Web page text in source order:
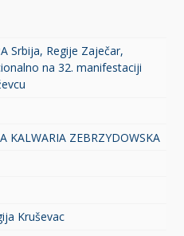
Srbija, Regije Zaječar,
na 32. manifestaciji
KALWARIA ZEBRZYDOWSKA
Kruševac